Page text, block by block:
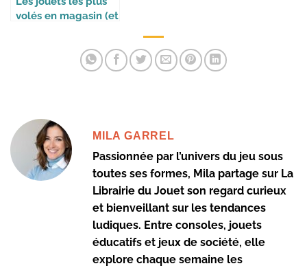
volés en magasin (et
MILA GARREL
Passionnée par l’univers du jeu sous
toutes ses formes, Mila partage sur La
Librairie du Jouet son regard curieux
et bienveillant sur les tendances
ludiques. Entre consoles, jouets
éducatifs et jeux de société, elle
explore chaque semaine les